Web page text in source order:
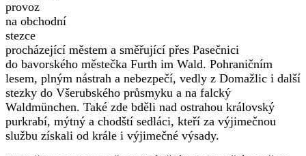
provoz
na obchodní
stezce
procházející městem a směřující přes Pasečnici
do bavorského městečka Furth im Wald. Pohraničním
lesem, plným nástrah a nebezpečí, vedly z Domažlic i další
stezky do Všerubského průsmyku a na falcký
Waldmünchen. Také zde bděli nad ostrahou královský
purkrabí, mýtný a chodští sedláci, kteří za výjimečnou
službu získali od krále i výjimečné výsady.